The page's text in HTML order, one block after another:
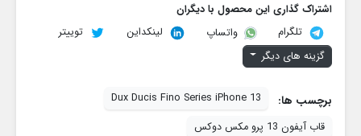
اشتراک گذاری این محصول با دیگران
تلگرام
واتساپ لینکداین
توییتر
گزینه های دیگر
برچسب ها:
Dux Ducis Fino Series iPhone 13
قاب آیفون 13 پرو مکس دوکس